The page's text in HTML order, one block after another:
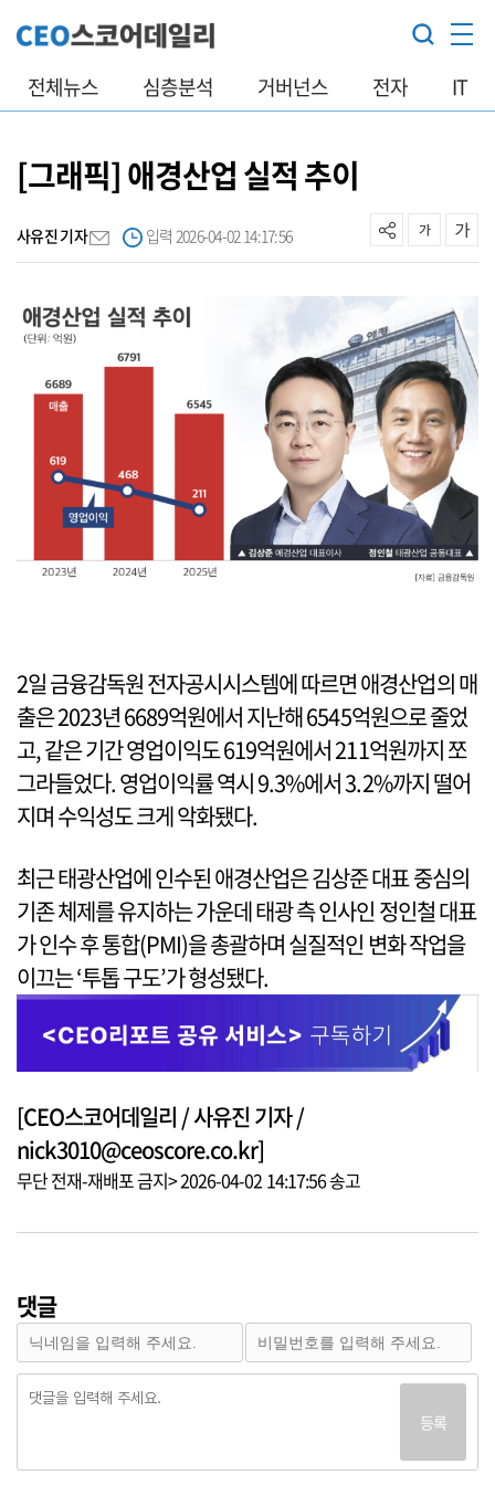
전체뉴스 심층분석 거버넌스 전자 IT
[그래픽] 애경산업 실적 추이
사유진 기자 입력 2026-04-02 14:17:56
2일 금융감독원 전자공시시스템에 따르면 애경산업의 매
출은 2023년 6689억원에서 지난해 6545억원으로 줄었
고, 같은 기간 영업이익도 619억원에서 211억원까지 쪼
그라들었다. 영업이익률 역시 9.3%에서 3.2%까지 떨어
지며 수익성도 크게 악화됐다.
최근 태광산업에 인수된 애경산업은 김상준 대표 중심의
기존 체제를 유지하는 가운데 태광 측 인사인 정인철 대표
가 인수 후 통합(PMI)을 총괄하며 실질적인 변화 작업을
이끄는 ‘투톱 구도’가 형성됐다.
[CEO스코어데일리 / 사유진 기자 /
nick3010@ceoscore.co.kr]
무단 전재-재배포 금지> 2026-04-02 14:17:56 송고
댓글
등록